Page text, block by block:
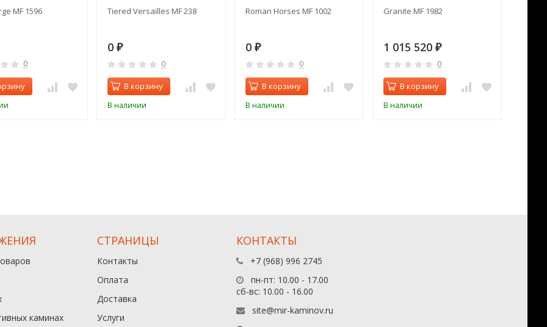
MF 1596
0
Tiered Versailles MF 238
0 ₽
0
В корзину
В наличии
Roman Horses MF 1002
0 ₽
0
В корзину
В наличии
Granite MF 1982
1 015 520 ₽
0
В корзину
В наличии
каминах
СТРАНИЦЫ
Контакты
Оплата
Доставка
Услуги
КОНТАКТЫ
+7 (968) 996 2745
пн-пт: 10.00 - 17.00
сб-вс: 10.00 - 16.00
site@mir-kaminov.ru